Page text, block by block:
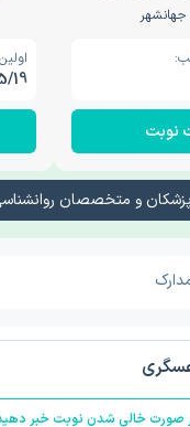
نوبت
1405/
و متخصصان
صورت خالی شدن نوبت خبر